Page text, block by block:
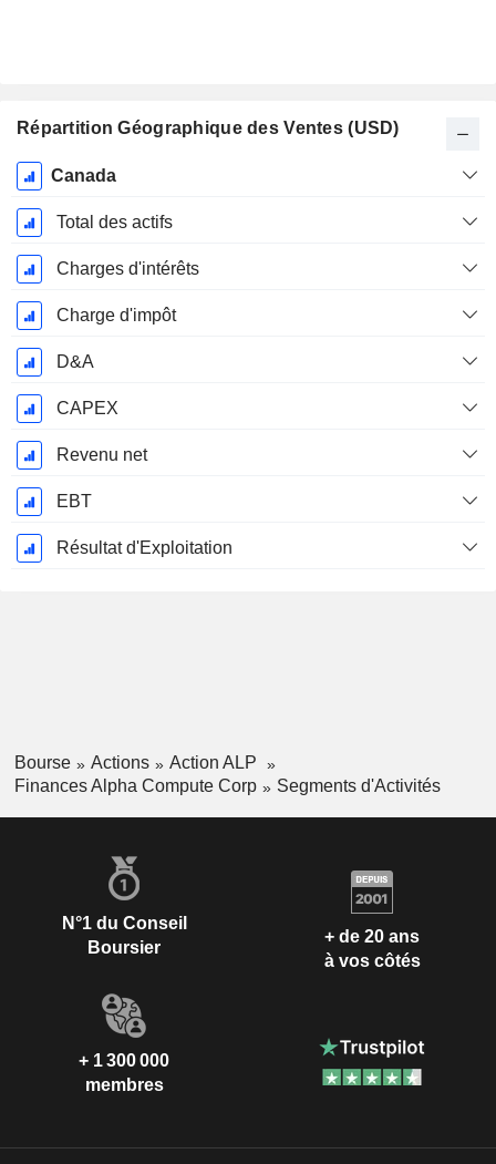
Répartition Géographique des Ventes (USD)
Période
Fiscale:
Mars
Canada
Total des actifs
Charges d'intérêts
Charge d'impôt
D&A
CAPEX
Revenu net
EBT
Résultat d'Exploitation
Bourse Actions
Action ALP
Finances Alpha Compute Corp
Segments d'Activités
N°1 du Conseil
Boursier
+ de 20 ans
à vos côtés
+ 1 300 000
membres